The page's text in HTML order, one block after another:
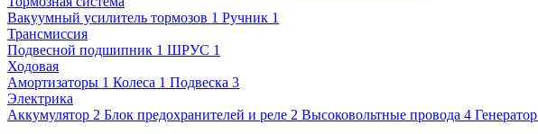
Вакуумный усилитель тормозов 1 Ручник 1
Трансмиссия
Подвесной подшипник 1 ШРУС 1
Ходовая
Амортизаторы 1 Колеса 1 Подвеска 3
Электрика
Аккумулятор 2 Блок предохранителей и реле 2 Высоковольтные провода 4 Генератор